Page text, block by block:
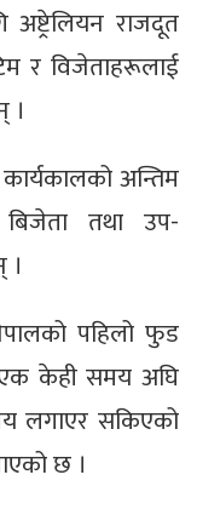
अष्ट्रेलियन राजदूत
र विजेताहरूलाई
।
अन्तिम
तथा उप-
पहिलो फुड
केही समय अघि
लगाएर सकिएको
छ ।